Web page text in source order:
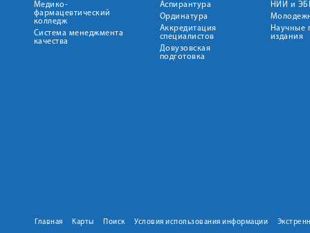
Медико-
фармацевтический
колледж
Система менеджмента
качества
Аспирантура
Ординатура
Аккредитация
специалистов
Довузовская
подготовка
НИИ и
Научные
издания
Главная Карты Поиск Условия использования информации